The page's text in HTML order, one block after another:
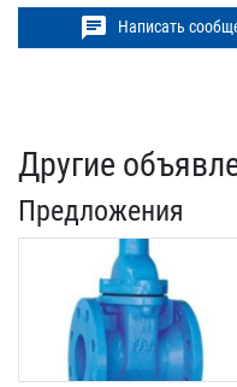
chat Написать
Другие
Предложения